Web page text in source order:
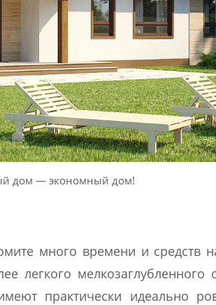
дом — экономный дом!
много времени и средств
легкого мелкозаглубленного
практически идеально